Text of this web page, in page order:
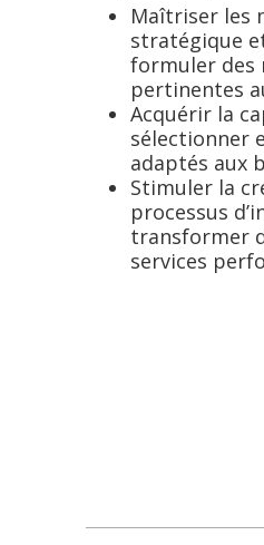
Maîtriser les
stratégique
formuler des
pertinentes
Acquérir la
sélectionner
adaptés aux
Stimuler la
processus
transformer
services